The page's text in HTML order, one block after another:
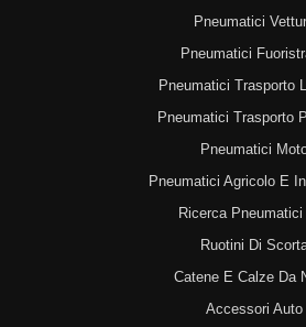
Pneumatici
Pneumatici
Pneumatici Trasporto
Pneumatici Trasporto
Pneumatici
Pneumatici Agricolo E
Ricerca Pneumatici
Ruotini Di
Catene E Calze Da
Accessori Auto